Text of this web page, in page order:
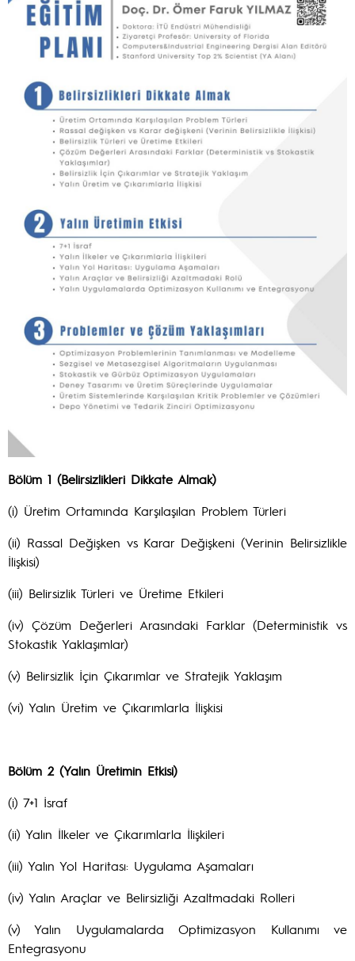
Bölüm 1 (Belirsizlikleri Dikkate Almak)
(i) Üretim Ortamında Karşılaşılan Problem Türleri
(ii) Rassal Değişken vs Karar Değişkeni (Verinin Belirsizlikle
İlişkisi)
(iii) Belirsizlik Türleri ve Üretime Etkileri
(iv) Çözüm Değerleri Arasındaki Farklar (Deterministik vs
Stokastik Yaklaşımlar)
(v) Belirsizlik İçin Çıkarımlar ve Stratejik Yaklaşım
(vi) Yalın Üretim ve Çıkarımlarla İlişkisi
Bölüm 2 (Yalın Üretimin Etkisi)
(i) 7+1 İsraf
(ii) Yalın İlkeler ve Çıkarımlarla İlişkileri
(iii) Yalın Yol Haritası: Uygulama Aşamaları
(iv) Yalın Araçlar ve Belirsizliği Azaltmadaki Rolleri
(v) Yalın Uygulamalarda Optimizasyon Kullanımı ve
Entegrasyonu